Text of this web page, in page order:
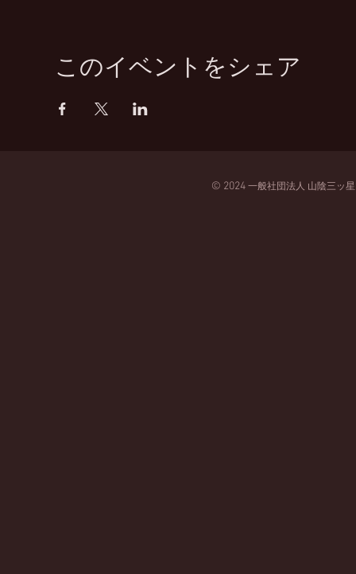
このイベントをシェア
© 2024 一般社団法人 山陰三ッ